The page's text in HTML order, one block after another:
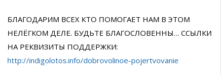
БЛАГОДАРИМ ВСЕХ КТО ПОМОГАЕТ НАМ В ЭТОМ
НЕЛЁГКОМ ДЕЛЕ. БУДЬТЕ БЛАГОСЛОВЕННЫ… ССЫЛКИ
НА РЕКВИЗИТЫ ПОДДЕРЖКИ:
http://indigolotos.info/dobrovolinoe-pojertvovanie